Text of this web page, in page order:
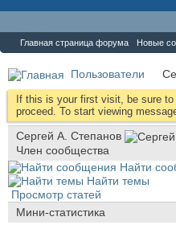
Главная страница форума Новые
Пользователи
If this is your first visit, be sure
proceed. To start viewing
Сергей А. Степанов
Член сообщества
Найти
Найти темы
Просмотр статей
Мини-статистика